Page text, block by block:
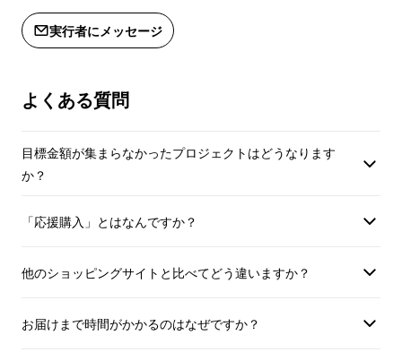
（インボイスが必要な際はMakuake
メッセージにて実行者に直接お問合せ
実行者にメッセージ
よくある質問
目標金額が集まらなかったプロジェクトはどうなります
か？
「応援購入」とはなんですか？
他のショッピングサイトと比べてどう違いますか？
お届けまで時間がかかるのはなぜですか？